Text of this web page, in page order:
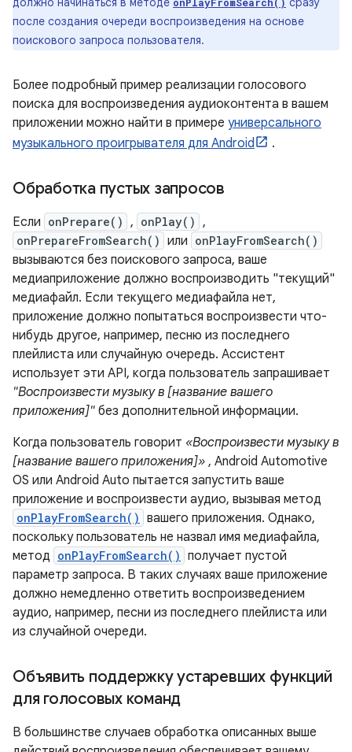
после создания очереди воспроизведения на основе
поискового запроса пользователя.
Более подробный пример реализации голосового
поиска для воспроизведения аудиоконтента в вашем
приложении можно найти в примере универсального
музыкального проигрывателя для Android
.
Обработка пустых запросов
Если onPrepare() , onPlay() ,
onPrepareFromSearch() или onPlayFromSearch()
вызываются без поискового запроса, ваше
медиаприложение должно воспроизводить "текущий"
медиафайл. Если текущего медиафайла нет,
приложение должно попытаться воспроизвести что-
нибудь другое, например, песню из последнего
плейлиста или случайную очередь. Ассистент
использует эти API, когда пользователь запрашивает
"Воспроизвести музыку в [название вашего
приложения]" без дополнительной информации.
Когда пользователь говорит «Воспроизвести музыку в
[название вашего приложения]» , Android Automotive
OS или Android Auto пытается запустить ваше
приложение и воспроизвести аудио, вызывая метод
onPlayFromSearch() вашего приложения. Однако,
поскольку пользователь не назвал имя медиафайла,
метод onPlayFromSearch() получает пустой
параметр запроса. В таких случаях ваше приложение
должно немедленно ответить воспроизведением
аудио, например, песни из последнего плейлиста или
из случайной очереди.
Объявить поддержку устаревших функций
для голосовых команд
В большинстве случаев обработка описанных выше